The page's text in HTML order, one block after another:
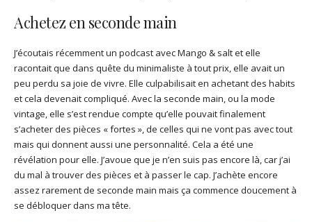
Achetez en seconde main
J’écoutais récemment un podcast avec Mango & salt et elle
racontait que dans quête du minimaliste à tout prix, elle avait un
peu perdu sa joie de vivre. Elle culpabilisait en achetant des habits
et cela devenait compliqué. Avec la seconde main, ou la mode
vintage, elle s’est rendue compte qu’elle pouvait finalement
s’acheter des pièces « fortes », de celles qui ne vont pas avec tout
mais qui donnent aussi une personnalité. Cela a été une
révélation pour elle. J’avoue que je n’en suis pas encore là, car j’ai
du mal à trouver des pièces et à passer le cap. J’achète encore
assez rarement de seconde main mais ça commence doucement à
se débloquer dans ma tête.